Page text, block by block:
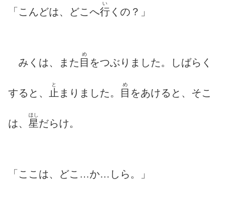
「こんどは、どこへ行
い
くの？」
みくは、また 目
め
をつぶりました。しばらく
すると、 止
と
まりました。 目
め
をあけると、そこ
は、 星
ほし
だらけ。
「ここは、どこ…か…しら。」